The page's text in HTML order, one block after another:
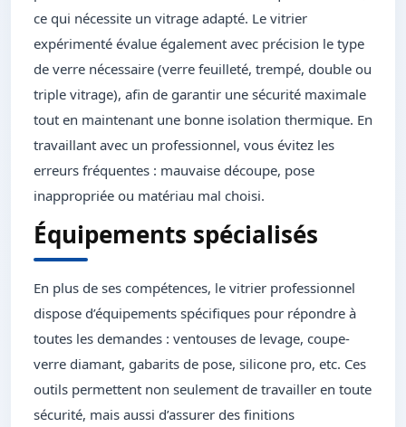
ce qui nécessite un vitrage adapté. Le vitrier
expérimenté évalue également avec précision le type
de verre nécessaire (verre feuilleté, trempé, double ou
triple vitrage), afin de garantir une sécurité maximale
tout en maintenant une bonne isolation thermique. En
travaillant avec un professionnel, vous évitez les
erreurs fréquentes : mauvaise découpe, pose
inappropriée ou matériau mal choisi.
Équipements spécialisés
En plus de ses compétences, le vitrier professionnel
dispose d’équipements spécifiques pour répondre à
toutes les demandes : ventouses de levage, coupe-
verre diamant, gabarits de pose, silicone pro, etc. Ces
outils permettent non seulement de travailler en toute
sécurité, mais aussi d’assurer des finitions